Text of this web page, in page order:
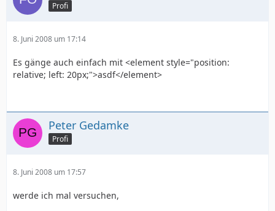
Profi
8. Juni 2008 um 17:14
Es gänge auch einfach mit <element style="position:
relative; left: 20px;">asdf</element>
Peter Gedamke
Profi
8. Juni 2008 um 17:57
werde ich mal versuchen,